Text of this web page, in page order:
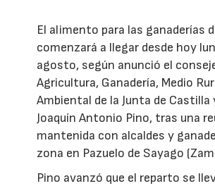
El alimento para las ganaderías
comenzará a llegar desde hoy
agosto, según anunció el
Agricultura, Ganadería, Medio
Ambiental de la Junta de Castilla
Joaquín Antonio Pino, tras una
mantenida con alcaldes y
zona en Pazuelo de Sayago
Pino avanzó que el reparto se